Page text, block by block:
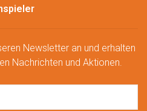
Newsletter an und erhalten
Nachrichten und Aktionen.